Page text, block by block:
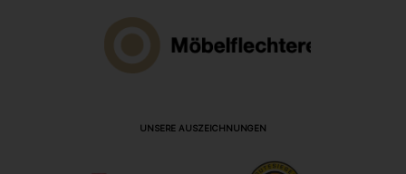
UNSERE AUSZEICHNUNGEN